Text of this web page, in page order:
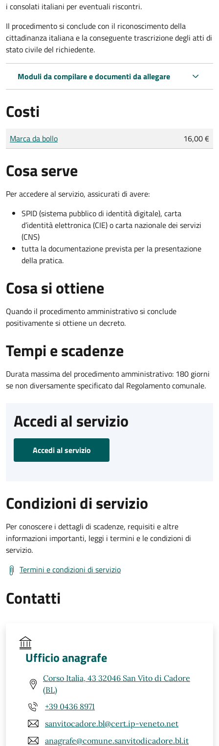
i consolati italiani per eventuali riscontri.
Il procedimento si conclude con il riconoscimento della
cittadinanza italiana e la conseguente trascrizione degli atti di
stato civile del richiedente.
Moduli da compilare e documenti da allegare
Costi
Tipo di pagamento
Importo
Marca da bollo 16,00 €
Cosa serve
Per accedere al servizio, assicurati di avere:
SPID (sistema pubblico di identità digitale), carta
d’identità elettronica (CIE) o carta nazionale dei servizi
(CNS)
tutta la documentazione prevista per la presentazione
della pratica.
Cosa si ottiene
Quando il procedimento amministrativo si conclude
positivamente si ottiene un decreto.
Tempi e scadenze
Durata massima del procedimento amministrativo: 180 giorni
se non diversamente specificato dal Regolamento comunale.
Accedi al servizio
Accedi al servizio
Condizioni di servizio
Per conoscere i dettagli di scadenze, requisiti e altre
informazioni importanti, leggi i termini e le condizioni di
servizio.
Termini e condizioni di servizio
Contatti
Ufficio anagrafe
Corso Italia, 43 32046 San Vito di Cadore
(BL)
+39 0436 8971
sanvitocadore.bl@cert.ip-veneto.net
anagrafe@comune.sanvitodicadore.bl.it